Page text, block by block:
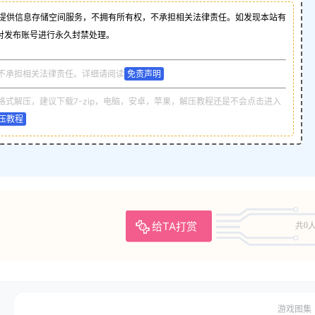
信息存储空间服务，不拥有所有权，不承担相关法律责任。如发现本站有
布账号进行永久封禁处理。
承担相关法律责任。详细请阅读 免责声明
解压，建议下载7-zip，电脑，安卓，苹果，解压教程还是不会点击进入
教程
给TA打赏 共0人
游戏图集